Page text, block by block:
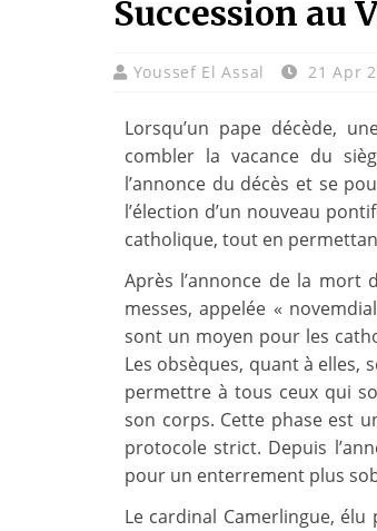
Succession au
Youssef El Assal 21 Apr
Lorsqu’un pape décède,
combler la vacance du
l’annonce du décès et se
l’élection d’un nouveau
catholique, tout en
Après l’annonce de la
messes, appelée «
sont un moyen pour les
Les obsèques, quant à elles,
permettre à tous ceux qui
son corps. Cette phase est
protocole strict. Depuis
pour un enterrement plus
Le cardinal Camerlingue,